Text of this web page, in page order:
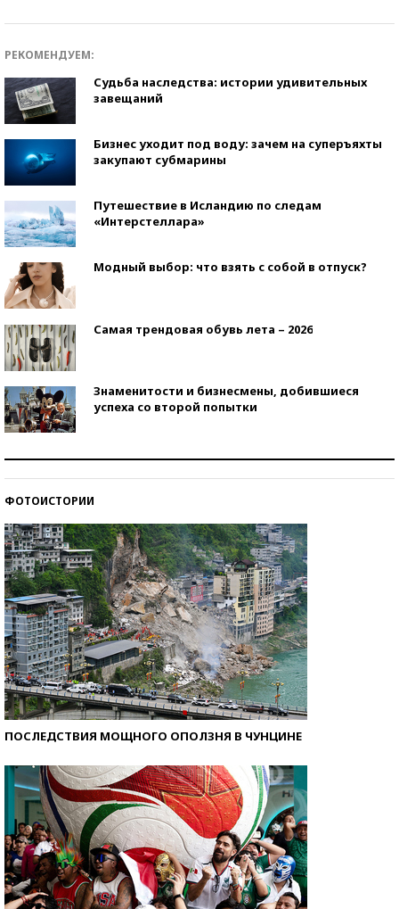
РЕКОМЕНДУЕМ:
Судьба наследства: истории удивительных
завещаний
Бизнес уходит под воду: зачем на суперъяхты
закупают субмарины
Путешествие в Исландию по следам
«Интерстеллара»
Модный выбор: что взять с собой в отпуск?
Самая трендовая обувь лета – 2026
Знаменитости и бизнесмены, добившиеся
успеха со второй попытки
ФОТОИСТОРИИ
ПОСЛЕДСТВИЯ МОЩНОГО ОПОЛЗНЯ В ЧУНЦИНЕ